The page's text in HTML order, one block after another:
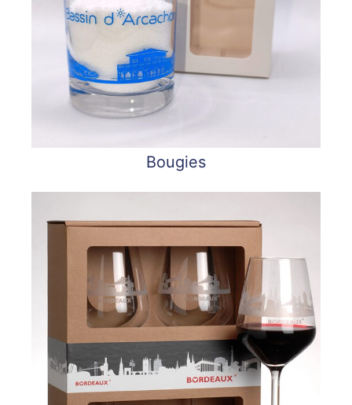
Bougies